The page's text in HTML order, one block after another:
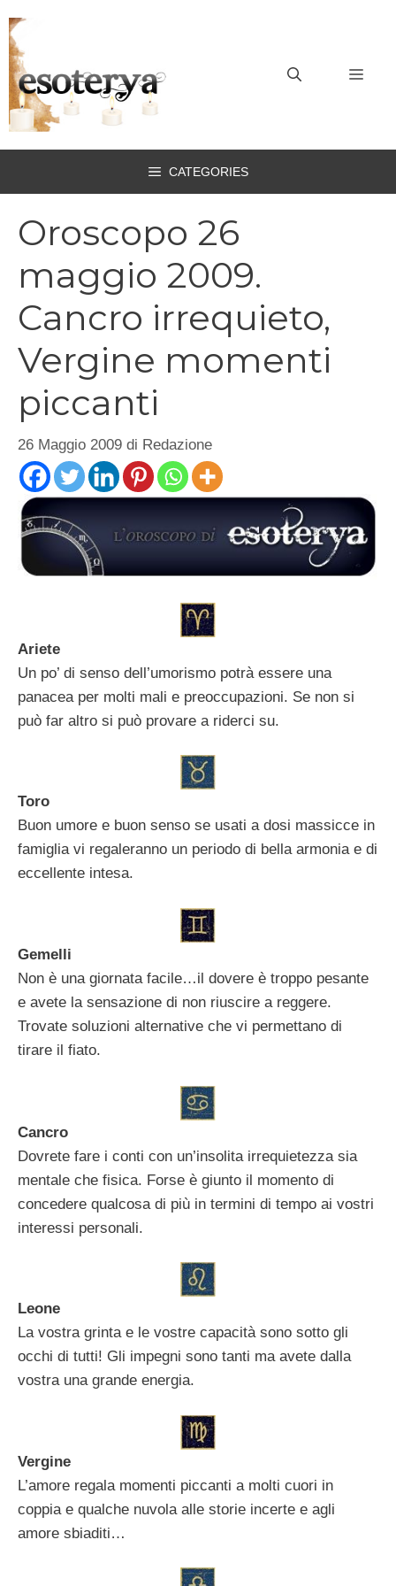
al
contenuto
CATEGORIES
Oroscopo 26
maggio 2009.
Cancro irrequieto,
Vergine momenti
piccanti
26 Maggio 2009 di Redazione
Ariete
Un po’ di senso dell’umorismo potrà essere una
panacea per molti mali e preoccupazioni. Se non si
può far altro si può provare a riderci su.
Toro
Buon umore e buon senso se usati a dosi massicce in
famiglia vi regaleranno un periodo di bella armonia e di
eccellente intesa.
Gemelli
Non è una giornata facile…il dovere è troppo pesante
e avete la sensazione di non riuscire a reggere.
Trovate soluzioni alternative che vi permettano di
tirare il fiato.
Cancro
Dovrete fare i conti con un’insolita irrequietezza sia
mentale che fisica. Forse è giunto il momento di
concedere qualcosa di più in termini di tempo ai vostri
interessi personali.
Leone
La vostra grinta e le vostre capacità sono sotto gli
occhi di tutti! Gli impegni sono tanti ma avete dalla
vostra una grande energia.
Vergine
L’amore regala momenti piccanti a molti cuori in
coppia e qualche nuvola alle storie incerte e agli
amore sbiaditi…